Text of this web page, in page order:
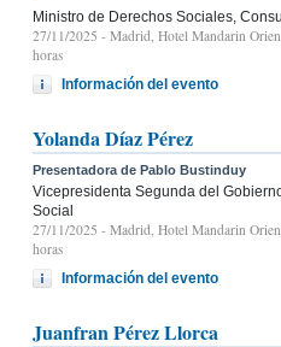
Ministro de Derechos Sociales,
27/11/2025 - Madrid, Hotel Mandarin
horas
Información del evento
Yolanda Díaz Pérez
Presentadora de Pablo Bustinduy
Vicepresidenta Segunda del
Social
27/11/2025 - Madrid, Hotel Mandarin
horas
Información del evento
Juanfran Pérez Llorca